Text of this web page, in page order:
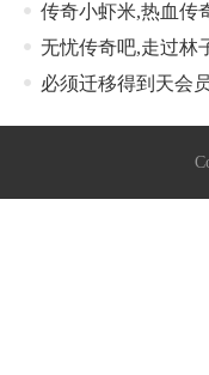
传奇小虾米,热血传
无忧传奇吧,走过林
必须迁移得到天会